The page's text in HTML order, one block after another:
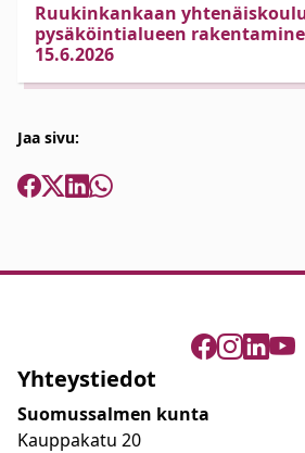
Ruukinkankaan
pysäköintialueen
15.6.2026
Jaa sivu:
Yhteystiedot
Suomussalmen kunta
Kauppakatu 20